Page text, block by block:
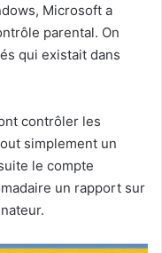
Microsoft a
parental. On
qui existait dans
contrôler les
simplement un
le compte
un rapport sur